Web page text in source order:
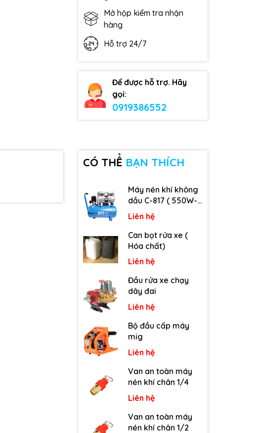
Mở hộp kiểm tra nhận
hàng
Hỗ trợ 24/7
Để được hỗ trợ. Hãy
gọi:
0919386552
CÓ THỂ BẠN THÍCH
Máy nén khí không
dầu C-817 ( 550W-
9L )
Liên hệ
Can bọt rửa xe (
Hóa chất)
Liên hệ
Đầu rửa xe chạy
dây đai
Liên hệ
Bộ đầu cấp máy
mig
Liên hệ
Van an toàn máy
nén khí chân 1/4
Liên hệ
Van an toàn máy
nén khí chân 1/2